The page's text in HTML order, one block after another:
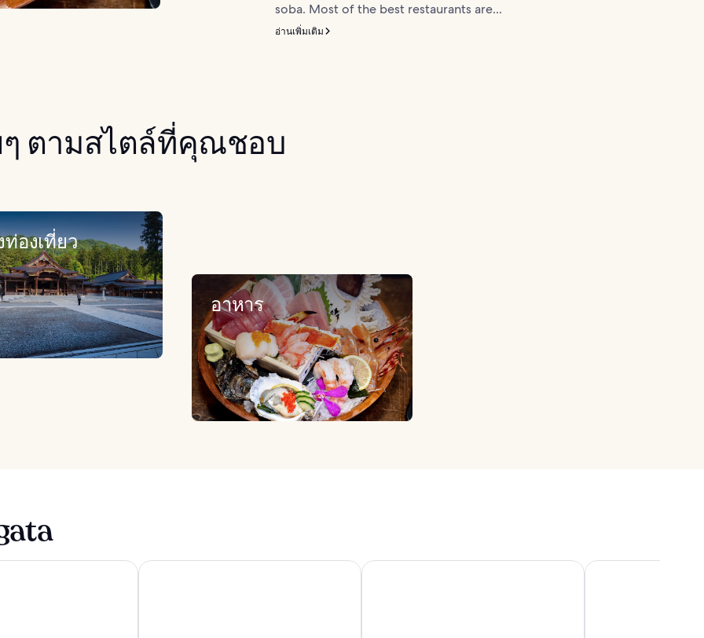
soba. Most of the best restaurants are...
อ่านเพิ่มเติม
ๆ ตามสไตล์ที่คุณชอบ
องเที่ยว
อาหาร
เอเอ็นเอ คราวน์ พลาซ่า นีงาตะ บาย IHG โรงแรมนิกโก นีงาตะ โรงแรมโกลบอลวิว นี